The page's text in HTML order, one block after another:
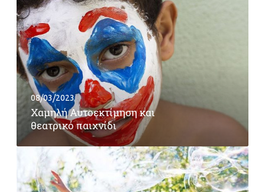
08/03/2023
Χαμηλή Αυτοεκτίμηση και
θεατρικό παιχνίδι